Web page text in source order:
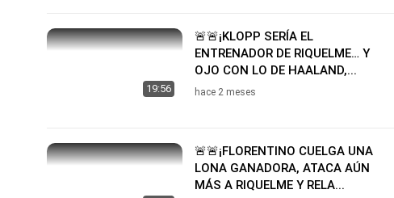
19:56
🚨🚨¡KLOPP SERÍA EL
ENTRENADOR DE RIQUELME… Y
OJO CON LO DE HAALAND,...
hace 2 meses
🚨🚨¡FLORENTINO CUELGA UNA
LONA GANADORA, ATACA AÚN
MÁS A RIQUELME Y RELA...